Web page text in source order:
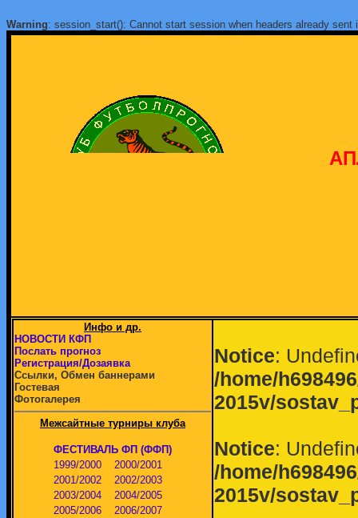
Warning: session_start(): Cannot start session when headers already sent
Инфо и др.
НОВОСТИ КФП
Послать прогноз
Регистрация/Дозаявка
Ссылки, Обмен баннерами
Гостевая
Фотогалерея
Межсайтные турниры клуба
ФЕСТИВАЛЬ ФП (ФФП)
1999/2000
2000/2001
2001/2002
2002/2003
2003/2004
2004/2005
2005/2006
2006/2007
Notice:
/home/
2015v/
Notice:
/home/
2015v/